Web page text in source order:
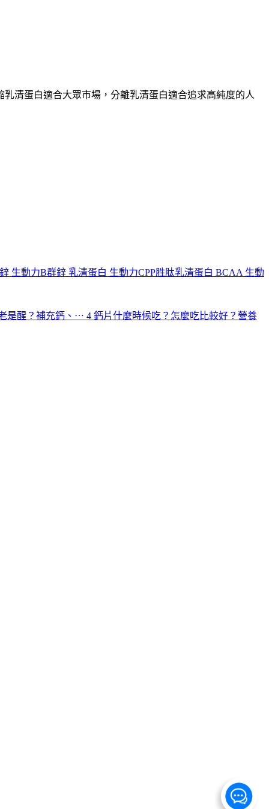
清蛋白適合大眾市場，分離乳清蛋白適合追求高純度的人
鋅 生動力B群鋅 乳清蛋白 生動力CPP胜肽乳清蛋白 BCAA 生動
是醒？補充鈣、⋯ 4 鈣片什麼時候吃？怎麼吃比較好？營養